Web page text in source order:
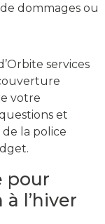
dommages ou
services
votre
et
la police
pour
l’hiver